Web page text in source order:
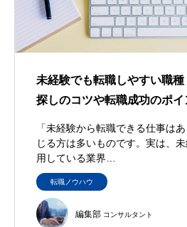
未経験でも転職しやすい職
探しのコツや転職成功のポ
「未経験から転職できる仕事は
じる方は多いものです。実は、
用している業界…
転職ノウハウ
編集部 コンサルタント